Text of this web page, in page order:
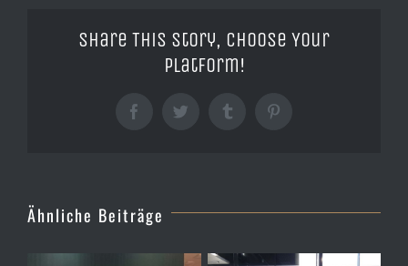
Share This Story, Choose Your
Platform!
FacebookTwitter TumblrPinterest
Ähnliche Beiträge